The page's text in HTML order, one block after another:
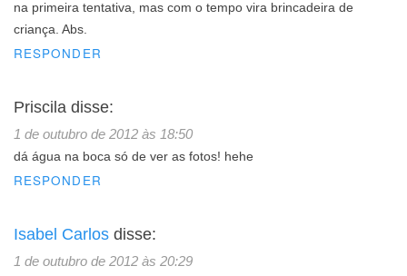
na primeira tentativa, mas com o tempo vira brincadeira de
criança. Abs.
RESPONDER
Priscila disse:
1 de outubro de 2012 às 18:50
dá água na boca só de ver as fotos! hehe
RESPONDER
Isabel Carlos disse:
1 de outubro de 2012 às 20:29